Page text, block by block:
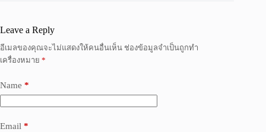
Leave a Reply
อีเมลของคุณจะไม่แสดงให้คนอื่นเห็น ช่องข้อมูลจำเป็นถูกทำ
เครื่องหมาย *
Name *
Email *